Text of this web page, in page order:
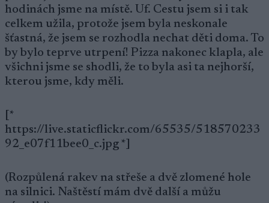
hodinách jsme na místě. Uf. Cestu jsem si i tak
celkem užila, protože jsem byla neskonale
šťastná, že jsem se rozhodla nechat děti doma. To
by bylo teprve utrpení! Pizza nakonec klapla, ale
všichni jsme se shodli, že to byla asi ta nejhorší,
kterou jsme, kdy měli.
[*
https://live.staticflickr.com/65535/518570233
92_e07f11bee0_c.jpg *]
(Rozpůlená rakev na střeše a dvě zlomené hole
na silnici. Naštěstí mám dvě další a můžu